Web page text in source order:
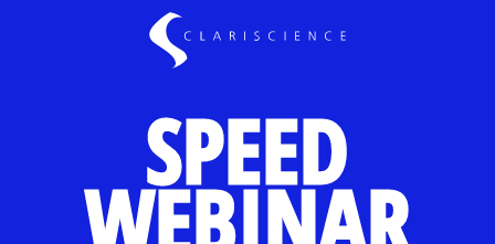
SPEED
WEBINAR